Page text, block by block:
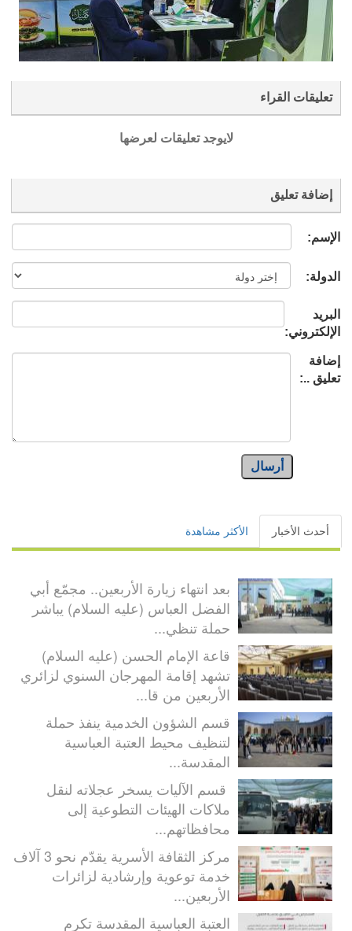
تعليقات القراء
لايوجد تعليقات لعرضها
إضافة تعليق
الإسم:
الدولة:
البريد
الإلكتروني:
إضافة
تعليق ..:
أرسال
أحدث الأخبار الأكثر مشاهدة
بعد انتهاء زيارة الأربعين.. مجمّع أبي
الفضل العباس (عليه السلام) يباشر
حملة تنظي...
قاعة الإمام الحسن (عليه السلام)
تشهد إقامة المهرجان السنوي لزائري
الأربعين من قا...
قسم الشؤون الخدمية ينفذ حملة
لتنظيف محيط العتبة العباسية
المقدسة...
قسم الآليات يسخر عجلاته لنقل
ملاكات الهيئات التطوعية إلى
محافظاتهم...
مركز الثقافة الأسرية يقدّم نحو 3 آلاف
خدمة توعوية وإرشادية لزائرات
الأربعين...
العتبة العباسية المقدسة تكرم